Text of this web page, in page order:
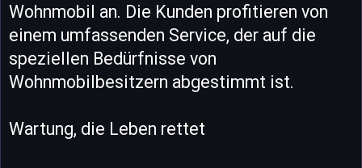
Wohnmobil an. Die Kunden profitieren von
einem umfassenden Service, der auf die
speziellen Bedürfnisse von
Wohnmobilbesitzern abgestimmt ist.
Wartung, die Leben rettet